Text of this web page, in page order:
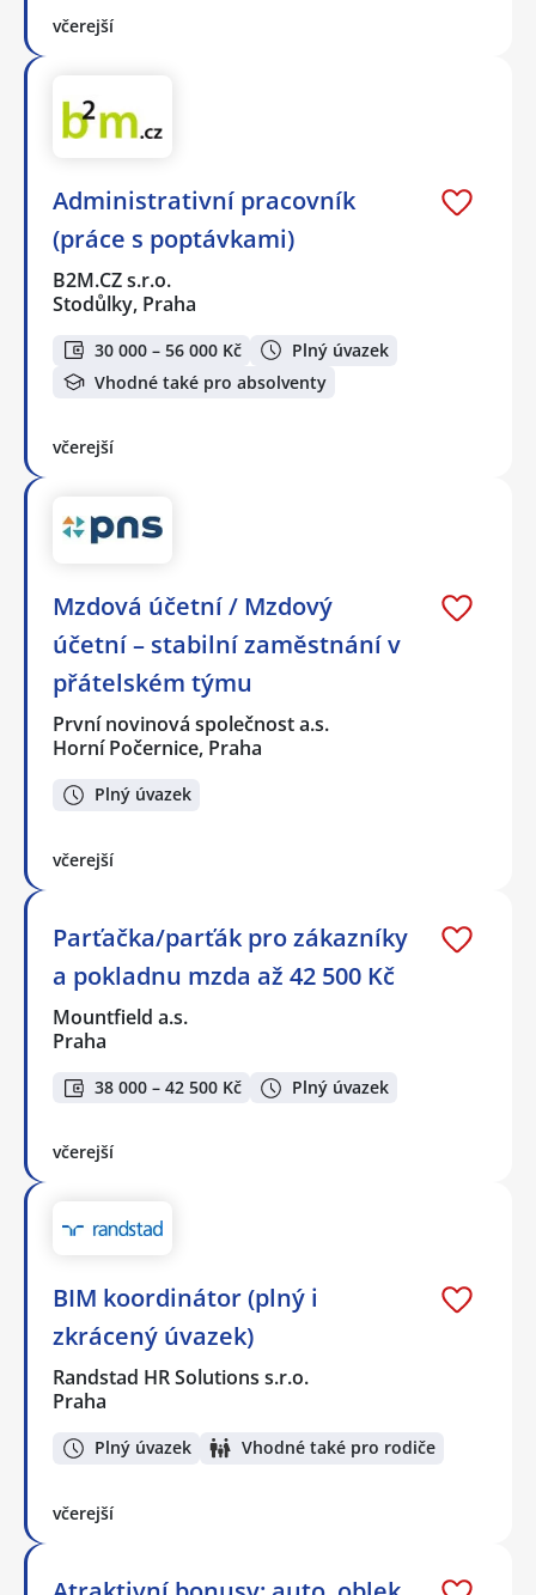
včerejší
Administrativní pracovník
(práce s poptávkami)
B2M.CZ s.r.o.
Stodůlky, Praha
30 000 – 56 000 Kč
Plný úvazek
Vhodné také pro absolventy
včerejší
Mzdová účetní / Mzdový
účetní – stabilní zaměstnání v
přátelském týmu
První novinová společnost a.s.
Horní Počernice, Praha
Plný úvazek
včerejší
Parťačka/parťák pro zákazníky
a pokladnu mzda až 42 500 Kč
Mountfield a.s.
Praha
38 000 – 42 500 Kč Plný úvazek
včerejší
BIM koordinátor (plný i
zkrácený úvazek)
Randstad HR Solutions s.r.o.
Praha
Plný úvazek Vhodné také pro rodiče
včerejší